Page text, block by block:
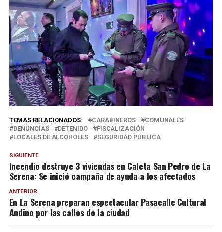
TEMAS RELACIONADOS: CARABINEROS
COMUNALES
DENUNCIAS
DETENIDO
FISCALIZACIÓN
LOCALES DE ALCOHOLES
SEGURIDAD PÚBLICA
SIGUIENTE
Incendio destruye 3 viviendas en Caleta San Pedro de La
Serena: Se inició campaña de ayuda a los afectados
ANTERIOR
En La Serena preparan espectacular Pasacalle Cultural
Andino por las calles de la ciudad